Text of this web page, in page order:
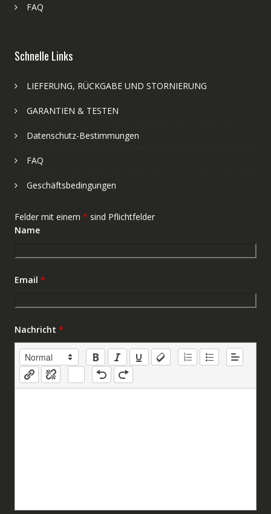
FAQ
Schnelle Links
LIEFERUNG, RÜCKGABE UND STORNIERUNG
GARANTIEN & TESTEN
Datenschutz-Bestimmungen
FAQ
Geschäftsbedingungen
Felder mit einem * sind Pflichtfelder
Name
Email *
Nachricht *